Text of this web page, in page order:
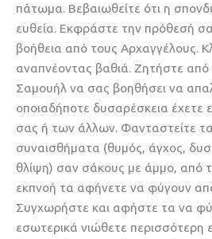
πάτωμα. Βεβαιωθείτε ότι η
ευθεία. Εκφράστε την πρόθεσή
βοήθεια από τους Αρχαγγέλους.
αναπνέοντας βαθιά. Ζητήστε
Σαμουήλ να σας βοηθήσει να
οποιαδήποτε δυσαρέσκεια έχετε
σας ή των άλλων. Φανταστείτε
συναισθήματα (θυμός, άγχος,
θλίψη) σαν σάκους με άμμο, από
εκπνοή τα αφήνετε να φύγουν
Συγχωρήστε και αφήστε τα να
εσωτερικά νιώθετε περισσότερη